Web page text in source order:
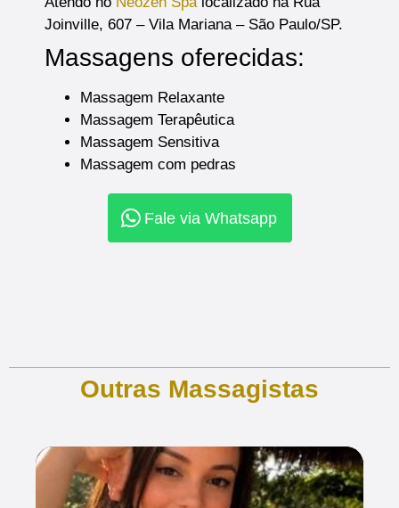
Joinville, 607 – Vila Mariana – São Paulo/SP.
Massagens oferecidas:
Massagem Relaxante
Massagem Terapêutica
Massagem Sensitiva
Massagem com pedras
Fale via Whatsapp
Outras Massagistas